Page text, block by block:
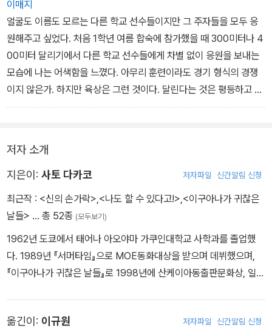
기초를 만들어내고 더 나아가 너만의 스타일을 찾아야지. 그렇게만
하면 너는 3학년 종체가 열릴 때쯤이면 이치노세와 겨룰 수 있는 선
수가 될 거다. -167쪽
이매지
얼굴도 이름도 모르는 다른 학교 선수들이지만 그 주자들을 모두 응
원해주고 싶었다. 처음 1학년 여름 합숙에 참가했을 때 300미터나 4
00미터 달리기에서 다른 학교 선수들에게 차별 없이 응원을 보내는
모습에 나는 어색함을 느꼈다. 아무리 훈련이라도 경기 형식의 경쟁
이지 않은가. 하지만 육상은 그런 것이다. 달린다는 것은 평등하고 존
엄한 행위다. 단거리든 장거리든 타임이나 순위에 관계없이 한계에
가 없어도 응원을 통해 함께할 수 있다. -264쪽
저자 소개
지은이: 사토 다카코 저자파일 신간알림 신청
최근작 : <신의 손가락>,<나도 할 수 있다고!>,<이구아나가 귀찮은
날들> … 총 52종 (모두보기)
1962년 도쿄에서 태어나 아오야마 가쿠인대학교 사학과를 졸업했
다. 1989년 『서머타임』으로 MOE동화대상을 받으며 데뷔했으며,
『이구아나가 귀찮은 날들』로 1998년에 산케이아동출판문화상, 일본
지은 책으로는『말해도 말해도』『노란 눈의 물고기』 『슬로모션』 등이
옮긴이: 이규원 저자파일 신간알림 신청